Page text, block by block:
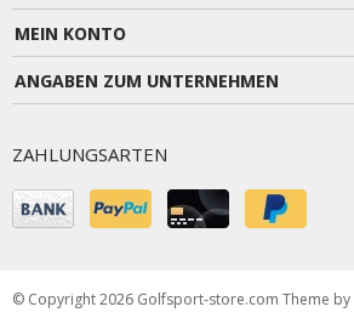
MEIN KONTO
ANGABEN ZUM UNTERNEHMEN
ZAHLUNGSARTEN
© Copyright 2026 Golfsport-store.com Theme by